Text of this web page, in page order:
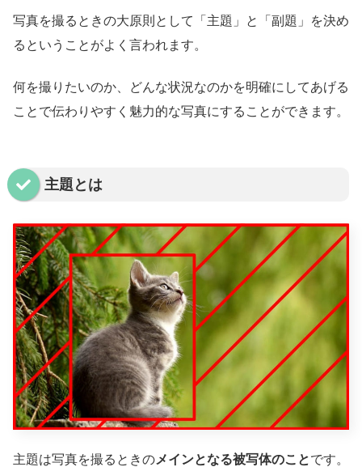
写真を撮るときの大原則として「主題」と「副題」を決め
るということがよく言われます。
何を撮りたいのか、どんな状況なのかを明確にしてあげる
ことで伝わりやすく魅力的な写真にすることができます。
主題とは
主題は写真を撮るときのメインとなる被写体のことです。